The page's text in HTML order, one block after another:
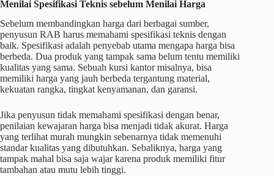
Menilai Spesifikasi Teknis sebelum Menilai Harga
Sebelum membandingkan harga dari berbagai sumber,
penyusun RAB harus memahami spesifikasi teknis dengan
baik. Spesifikasi adalah penyebab utama mengapa harga bisa
berbeda. Dua produk yang tampak sama belum tentu memiliki
kualitas yang sama. Sebuah kursi kantor misalnya, bisa
memiliki harga yang jauh berbeda tergantung material,
kekuatan rangka, tingkat kenyamanan, dan garansi.
Jika penyusun tidak memahami spesifikasi dengan benar,
penilaian kewajaran harga bisa menjadi tidak akurat. Harga
yang terlihat murah mungkin sebenarnya tidak memenuhi
standar kualitas yang dibutuhkan. Sebaliknya, harga yang
tampak mahal bisa saja wajar karena produk memiliki fitur
tambahan atau mutu lebih tinggi.